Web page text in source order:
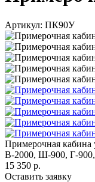
Артикул: ПК90У
Примерочная кабина
В-2000, Ш-900, Г-900,
15 350 р.
Оставить заявку